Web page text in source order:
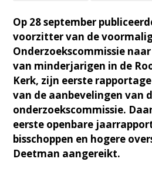
Op 28 september
voorzitter van de
Onderzoekscommissie
van minderjarigen in de
Kerk, zijn eerste
van de aanbevelingen van
onderzoekscommissie.
eerste openbare
bisschoppen en hogere
Deetman aangereikt.